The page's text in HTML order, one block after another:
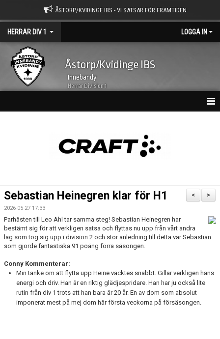
ÅSTORP/KVIDINGE IBS - VI SATSAR FÖR FRAMTIDEN
HERRAR DIV 1 LOGGA IN
Åstorp/Kvidinge IBS
Innebandy
Herrar Division 1
BILDGALLERI
DOKUMENT
KONTAKT
MATCHER
SERIETABELL
>
<
Sebastian Heinegren klar för H1
2026-05-27 17:33
Parhästen till Leo Ahl tar samma steg! Sebastian Heinegren har
bestämt sig för att verkligen satsa och flyttas nu upp från vårt andra
lag som tog sig upp i division 2 och stor anledning till detta var Sebastian
som gjorde fantastiska 91 poäng förra säsongen.
Conny Kommenterar:
Min tanke om att flytta upp Heine väcktes snabbt. Gillar verkligen hans
energi och driv. Han är en riktig glädjespridare. Han har ju också lite
rutin från div 1 trots att han bara är 20 år. En av dom som absolut
imponerat mest på mej dom här första veckorna på försäsongen.